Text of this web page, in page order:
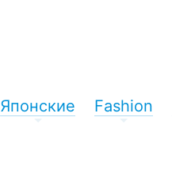
Японские Fashion